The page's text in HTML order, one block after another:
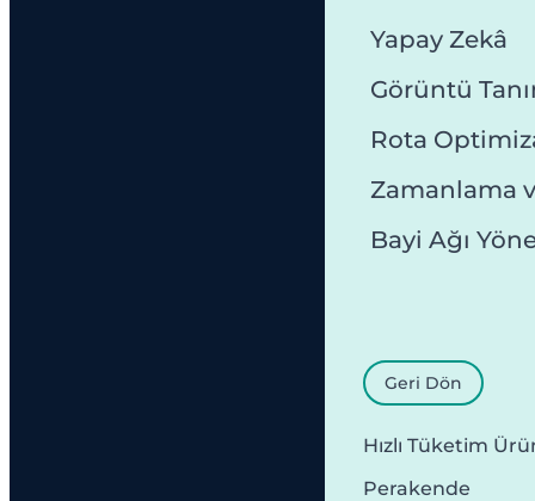
Yapay Zekâ
Görüntü
Rota
Zamanlama
Bayi Ağı
Geri Dön
Hızlı Tüketim
Perakende